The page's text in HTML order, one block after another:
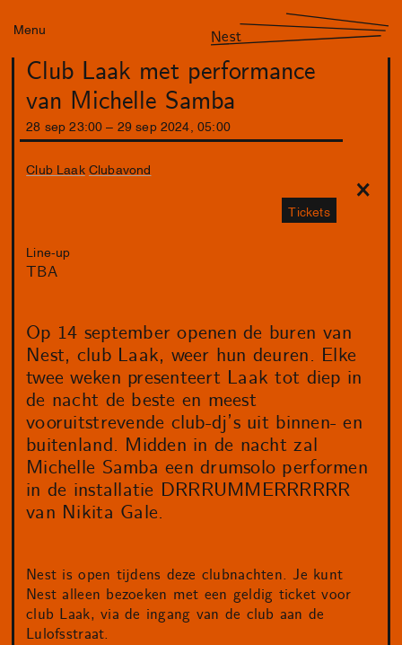
Menu Nest
Club Laak met performance
van Michelle Samba
28 sep 23 :00 29 sep 2024 05 : 00
Club Laak Clubavond
Tickets
Line-up
TBA
Op 14 september openen de buren van
Nest, club Laak, weer hun deuren. Elke
twee weken presenteert Laak tot diep in
de nacht de beste en meest
vooruitstrevende club-dj’s uit binnen- en
buitenland. Midden in de nacht zal
Michelle Samba een drumsolo performen
in de installatie DRRRUMMERRRRRR
van Nikita Gale.
Nest is open tijdens deze clubnachten. Je kunt
Nest alleen bezoeken met een geldig ticket voor
club Laak, via de ingang van de club aan de
Lulofsstraat.